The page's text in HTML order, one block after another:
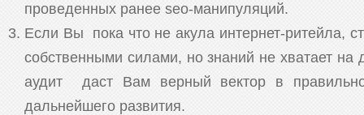
проведенных ранее seo-манипуляций.
Если Вы пока что не акула интернет-ритейла,
собственными силами, но знаний не хватает
аудит даст Вам верный вектор в
дальнейшего развития.